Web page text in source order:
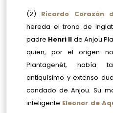
(2) Ricardo Corazón
hereda el trono de
padre Henri II de Anjou
quien, por el origen
Plantagenêt, había
antiquísimo y extenso
condado de Anjou. Su
inteligente Eleonor de